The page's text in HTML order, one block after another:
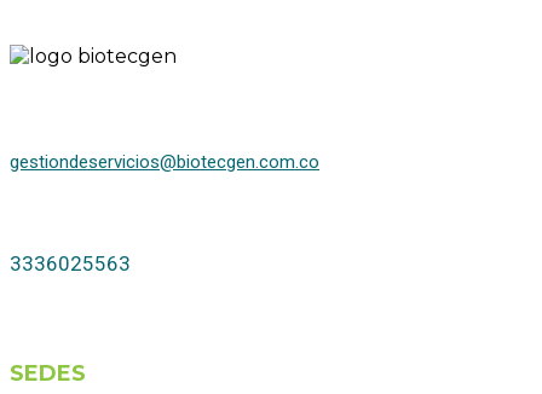
gestiondeservicios@biotecgen.com.co
3336025563
SEDES